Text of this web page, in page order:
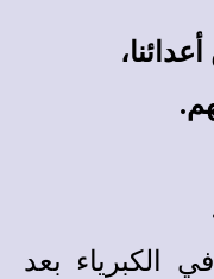
الكبرياء بعد